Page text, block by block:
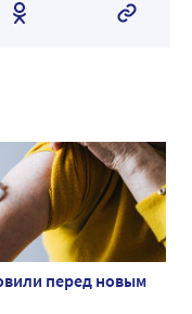
перед новым